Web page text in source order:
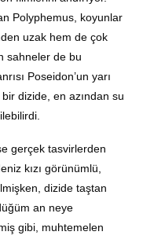
Polyphemus, koyunlar
uzak hem de çok
sahneler de bu
Poseidon’un yarı
dizide, en azından su
gerçek tasvirlerden
kızı görünümlü,
dizide taştan
an neye
gibi, muhtemelen